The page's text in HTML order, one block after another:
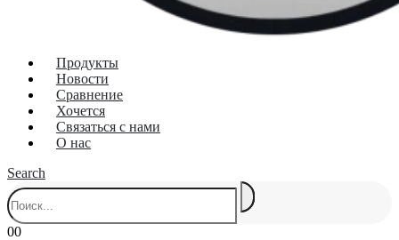
Продукты
Новости
Сравнение
Хочется
Связаться с нами
О нас
Search
00